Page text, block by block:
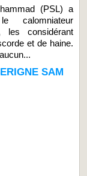
(PSL) a
calomniateur
les considérant
et de haine.
SAM